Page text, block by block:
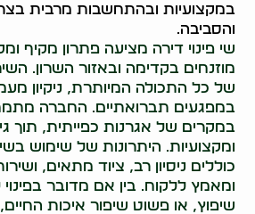
במקצועיות ובהתחשבות מרבית
והסביבה.
שי פינוי דירה מציעה פתרון מקיף
מוזנחים בקדימה ובאזור השרון.
של כל התכולה המיותרת, ניקיון
במפגעים תברואתיים. החברה
במקרים של אגרנות כפייתית, תוך
ומקצועיות. היתרונות של שימוש
כוללים ניסיון רב, ציוד מתאים,
ומאמץ ללקוח. בין אם מדובר
שיפוץ, או פשוט שיפור איכות החיים,